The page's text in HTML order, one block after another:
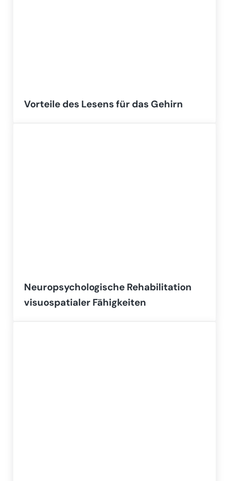
Vorteile des Lesens für das Gehirn
Neuropsychologische Rehabilitation
visuospatialer Fähigkeiten